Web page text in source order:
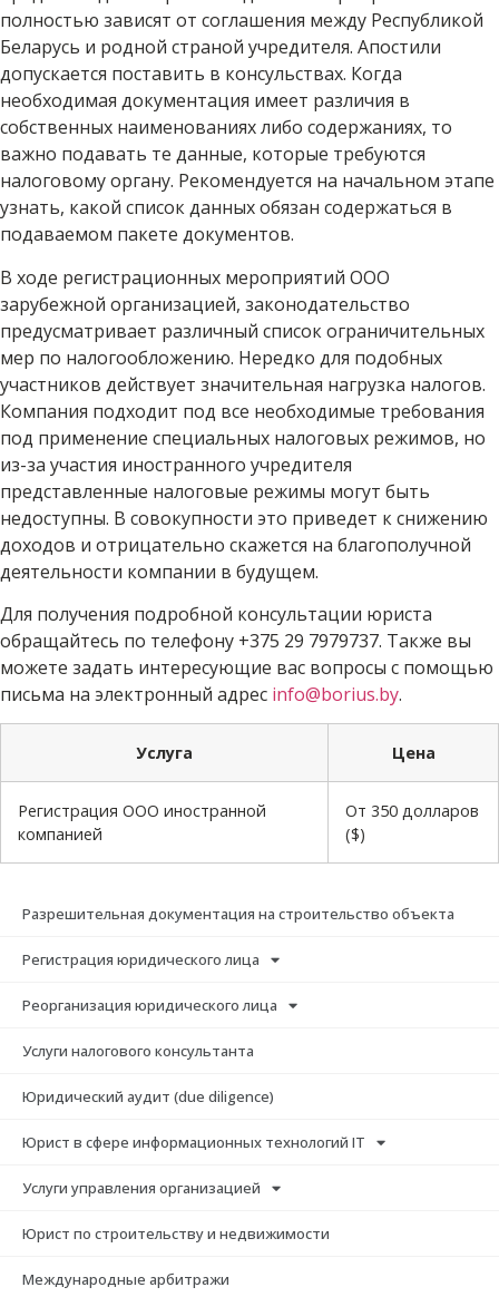
полностью зависят от соглашения между Республикой
Беларусь и родной страной учредителя. Апостили
допускается поставить в консульствах. Когда
необходимая документация имеет различия в
собственных наименованиях либо содержаниях, то
важно подавать те данные, которые требуются
налоговому органу. Рекомендуется на начальном этапе
узнать, какой список данных обязан содержаться в
подаваемом пакете документов.
В ходе регистрационных мероприятий ООО
зарубежной организацией, законодательство
предусматривает различный список ограничительных
мер по налогообложению. Нередко для подобных
участников действует значительная нагрузка налогов.
Компания подходит под все необходимые требования
под применение специальных налоговых режимов, но
из-за участия иностранного учредителя
представленные налоговые режимы могут быть
недоступны. В совокупности это приведет к снижению
доходов и отрицательно скажется на благополучной
деятельности компании в будущем.
Для получения подробной консультации юриста
обращайтесь по телефону +375 29 7979737. Также вы
можете задать интересующие вас вопросы с помощью
письма на электронный адрес info@borius.by.
Услуга Цена
Регистрация ООО иностранной
компанией
От 350 долларов
($)
Разрешительная документация на строительство объекта
Регистрация юридического лица
Реорганизация юридического лица
Услуги налогового консультанта
Юридический аудит (due diligence)
Юрист в сфере информационных технологий IT
Услуги управления организацией
Юрист по строительству и недвижимости
Международные арбитражи